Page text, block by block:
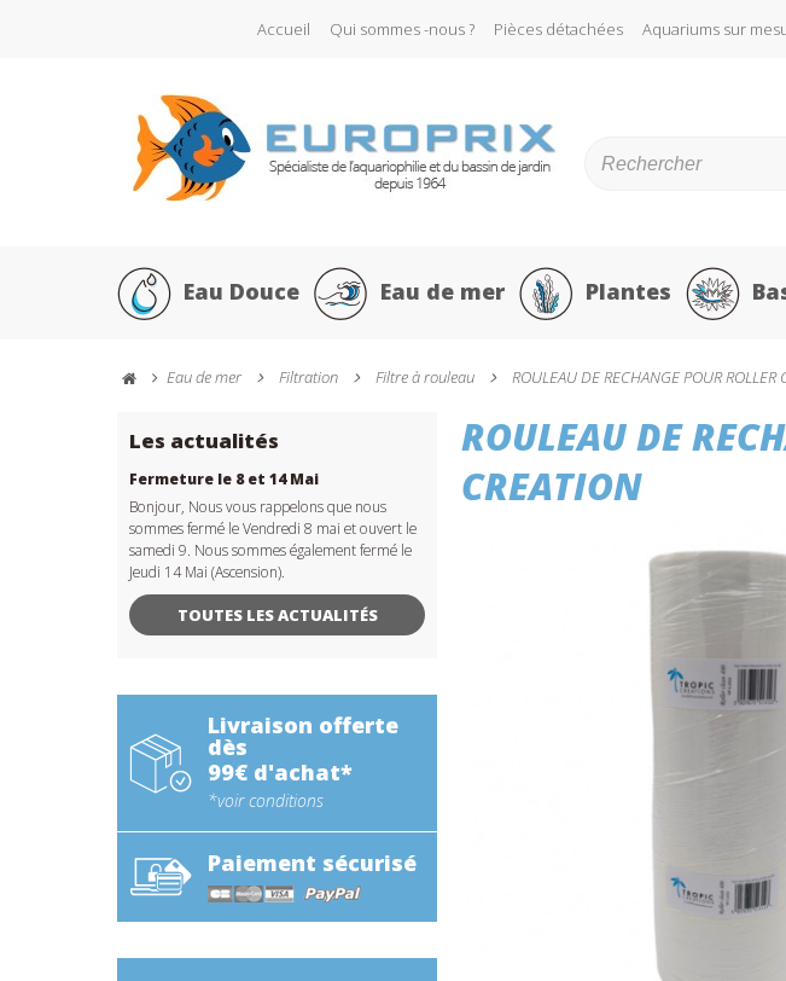
Accueil Qui sommes -nous ? Pièces détachées Aquariums sur
Eau Douce Eau de mer Plantes
Eau de mer Filtration Filtre à rouleau ROULEAU DE RECHANGE POUR ROLLER
ROULEAU DE
CREATION
Les actualités
Fermeture le 8 et 14 Mai
Bonjour, Nous vous rappelons que nous
sommes fermé le Vendredi 8 mai et ouvert le
samedi 9. Nous sommes également fermé le
Jeudi 14 Mai (Ascension).
TOUTES LES ACTUALITÉS
Livraison offerte
dès
99€ d'achat*
*voir conditions
Paiement sécurisé